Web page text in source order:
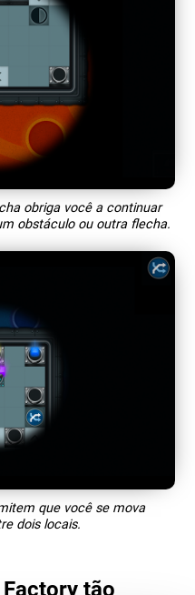
obriga você a continuar
obstáculo ou outra flecha.
que você se mova
dois locais.
tão